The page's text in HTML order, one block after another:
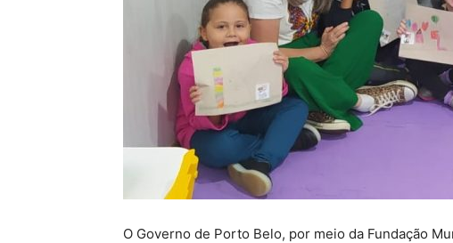
O Governo de Porto Belo, por meio da Fundação